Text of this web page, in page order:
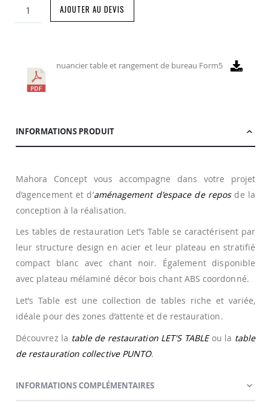
AJOUTER AU DEVIS
nuancier table et rangement de bureau Form5
INFORMATIONS PRODUIT
Mahora Concept vous accompagne dans votre projet
d’agencement et d’aménagement d'espace de reposde la
conception à la réalisation.
Les tables de restauration Let’s Table se caractérisent par
leur structure design en acier et leur plateau en stratifié
compact blanc avec chant noir. Également disponible
avec plateau mélaminé décor bois chant ABS coordonné.
Let’s Table est une collection de tables riche et variée,
idéale pour des zones d’attente et de restauration.
Découvrez la table de restauration LET'S TABLEou la table
de restauration collective PUNTO.
INFORMATIONS COMPLÉMENTAIRES